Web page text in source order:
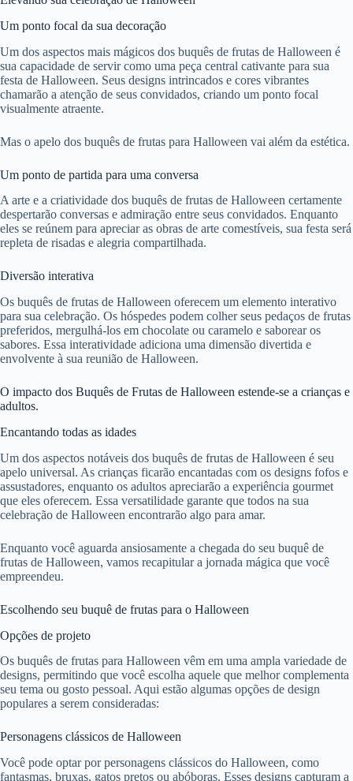
Um ponto focal da sua decoração
Um dos aspectos mais mágicos dos buquês de frutas de Halloween é
sua capacidade de servir como uma peça central cativante para sua
festa de Halloween. Seus designs intrincados e cores vibrantes
chamarão a atenção de seus convidados, criando um ponto focal
visualmente atraente.
Mas o apelo dos buquês de frutas para Halloween vai além da estética.
Um ponto de partida para uma conversa
A arte e a criatividade dos buquês de frutas de Halloween certamente
despertarão conversas e admiração entre seus convidados. Enquanto
eles se reúnem para apreciar as obras de arte comestíveis, sua festa será
repleta de risadas e alegria compartilhada.
Diversão interativa
Os buquês de frutas de Halloween oferecem um elemento interativo
para sua celebração. Os hóspedes podem colher seus pedaços de frutas
preferidos, mergulhá-los em chocolate ou caramelo e saborear os
sabores. Essa interatividade adiciona uma dimensão divertida e
envolvente à sua reunião de Halloween.
O impacto dos Buquês de Frutas de Halloween estende-se a crianças e
adultos.
Encantando todas as idades
Um dos aspectos notáveis dos buquês de frutas de Halloween é seu
apelo universal. As crianças ficarão encantadas com os designs fofos e
assustadores, enquanto os adultos apreciarão a experiência gourmet
que eles oferecem. Essa versatilidade garante que todos na sua
celebração de Halloween encontrarão algo para amar.
Enquanto você aguarda ansiosamente a chegada do seu buquê de
frutas de Halloween, vamos recapitular a jornada mágica que você
empreendeu.
Escolhendo seu buquê de frutas para o Halloween
Opções de projeto
Os buquês de frutas para Halloween vêm em uma ampla variedade de
designs, permitindo que você escolha aquele que melhor complementa
seu tema ou gosto pessoal. Aqui estão algumas opções de design
populares a serem consideradas:
Personagens clássicos de Halloween
Você pode optar por personagens clássicos do Halloween, como
fantasmas, bruxas, gatos pretos ou abóboras. Esses designs capturam a